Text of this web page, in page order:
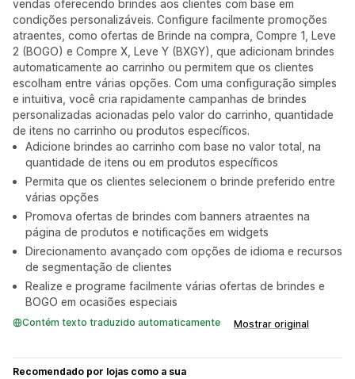
vendas oferecendo brindes aos clientes com base em
condições personalizáveis. Configure facilmente promoções
atraentes, como ofertas de Brinde na compra, Compre 1, Leve
2 (BOGO) e Compre X, Leve Y (BXGY), que adicionam brindes
automaticamente ao carrinho ou permitem que os clientes
escolham entre várias opções. Com uma configuração simples
e intuitiva, você cria rapidamente campanhas de brindes
personalizadas acionadas pelo valor do carrinho, quantidade
de itens no carrinho ou produtos específicos.
Adicione brindes ao carrinho com base no valor total, na
quantidade de itens ou em produtos específicos
Permita que os clientes selecionem o brinde preferido entre
várias opções
Promova ofertas de brindes com banners atraentes na
página de produtos e notificações em widgets
Direcionamento avançado com opções de idioma e recursos
de segmentação de clientes
Realize e programe facilmente várias ofertas de brindes e
BOGO em ocasiões especiais
Contém texto traduzido automaticamente Mostrar original
Recomendado por lojas como a sua